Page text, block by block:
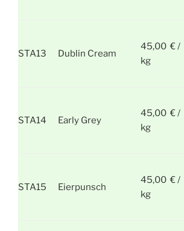
STA13 Dublin Cream
45,00 € /
kg
STA14 Early Grey
45,00 € /
kg
STA15 Eierpunsch
45,00 € /
kg